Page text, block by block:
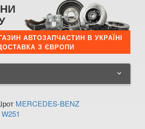
АВТОЗАПЧАСТИН В УКРАЇНІ
З ЄВРОПИ
keyboard_arrow_down
MERCEDES-BENZ